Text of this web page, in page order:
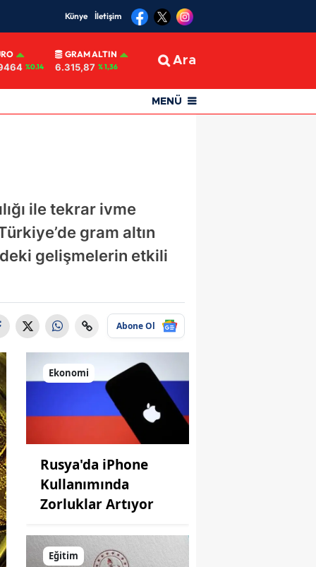
Künye İletişim
%0.14
GRAM ALTIN
6.315,87 % 1,36 Ara
MENÜ
ile tekrar ivme
gram altın
gelişmelerin etkili
Abone Ol
Ekonomi
Rusya'da iPhone
Kullanımında
Zorluklar Artıyor
Eğitim